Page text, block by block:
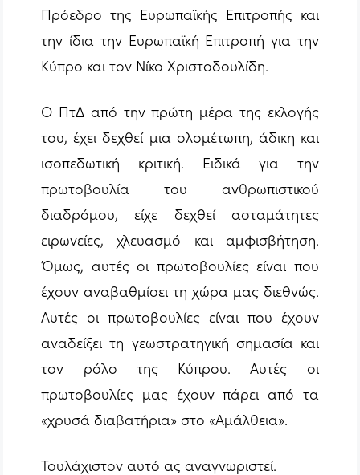
Πρόεδρο της Ευρωπαϊκής Επιτροπής και
την ίδια την Ευρωπαϊκή Επιτροπή για την
Κύπρο και τον Νίκο Χριστοδουλίδη.
Ο ΠτΔ από την πρώτη μέρα της εκλογής
του, έχει δεχθεί μια ολομέτωπη, άδικη και
ισοπεδωτική κριτική. Ειδικά για την
πρωτοβουλία του ανθρωπιστικού
διαδρόμου, είχε δεχθεί ασταμάτητες
ειρωνείες, χλευασμό και αμφισβήτηση.
Όμως, αυτές οι πρωτοβουλίες είναι που
έχουν αναβαθμίσει τη χώρα μας διεθνώς.
Αυτές οι πρωτοβουλίες είναι που έχουν
αναδείξει τη γεωστρατηγική σημασία και
τον ρόλο της Κύπρου. Αυτές οι
πρωτοβουλίες μας έχουν πάρει από τα
«χρυσά διαβατήρια» στο «Αμάλθεια».
Τουλάχιστον αυτό ας αναγνωριστεί.